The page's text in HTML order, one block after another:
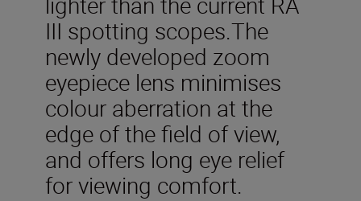
III spotting scopes.The
newly developed zoom
eyepiece lens minimises
colour aberration at the
edge of the field of view,
and offers long eye relief
for viewing comfort.